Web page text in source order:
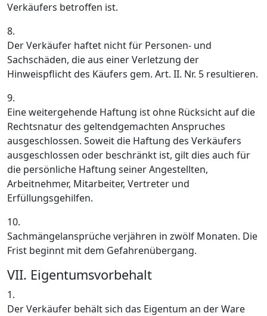
Verkäufers betroffen ist.
8.
Der Verkäufer haftet nicht für Personen- und
Sachschäden, die aus einer Verletzung der
Hinweispflicht des Käufers gem. Art. II. Nr. 5 resultieren.
9.
Eine weitergehende Haftung ist ohne Rücksicht auf die
Rechtsnatur des geltendgemachten Anspruches
ausgeschlossen. Soweit die Haftung des Verkäufers
ausgeschlossen oder beschränkt ist, gilt dies auch für
die persönliche Haftung seiner Angestellten,
Arbeitnehmer, Mitarbeiter, Vertreter und
Erfüllungsgehilfen.
10.
Sachmängelansprüche verjähren in zwölf Monaten. Die
Frist beginnt mit dem Gefahrenübergang.
VII. Eigentumsvorbehalt
1.
Der Verkäufer behält sich das Eigentum an der Ware